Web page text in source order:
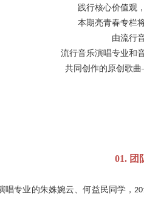
践行核心价值观
本期亮青春专栏
由流行
流行音乐演唱专业和
共同创作的原创歌曲
01. 团
唱专业的朱姝婉云、何益民同学，